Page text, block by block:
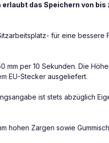
erlaubt das Speichern von
für eine
mm per 10 Sekunden. Die
EU-Stecker ausgeliefert.
ist stets abzüglich
hohen Zargen sowie